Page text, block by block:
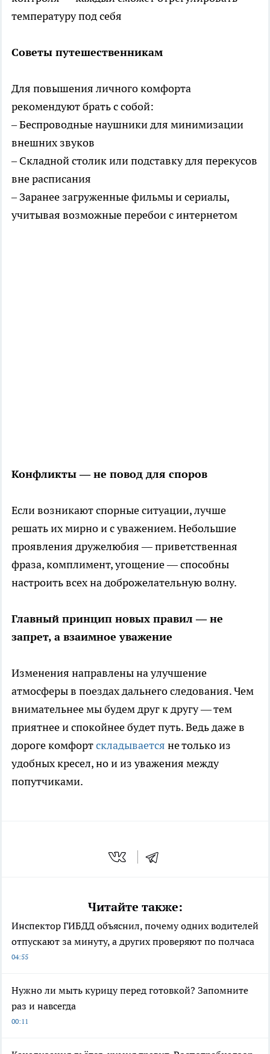
температуру под себя
Советы путешественникам
Для повышения личного комфорта
рекомендуют брать с собой:
– Беспроводные наушники для минимизации
внешних звуков
– Складной столик или подставку для перекусов
вне расписания
– Заранее загруженные фильмы и сериалы,
учитывая возможные перебои с интернетом
Конфликты — не повод для споров
Если возникают спорные ситуации, лучше
решать их мирно и с уважением. Небольшие
проявления дружелюбия — приветственная
фраза, комплимент, угощение — способны
настроить всех на доброжелательную волну.
Главный принцип новых правил — не
запрет, а взаимное уважение
Изменения направлены на улучшение
атмосферы в поездах дальнего следования. Чем
внимательнее мы будем друг к другу — тем
приятнее и спокойнее будет путь. Ведь даже в
дороге комфортскладывается не только из
удобных кресел, но и из уважения между
попутчиками.
Читайте также:
Инспектор ГИБДД объяснил, почему одних водителей
отпускают за минуту, а других проверяют по полчаса
04:55
Нужно ли мыть курицу перед готовкой? Запомните
раз и навсегда
00:11